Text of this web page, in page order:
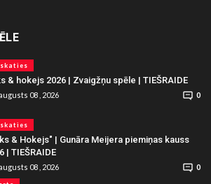
& hokejs 2026 | Zvaigžņu spēle | TIEŠRAIDE
08 , 2026 0
& Hokejs" | Gunāra Meijera piemiņas kauss
| TIEŠRAIDE
08 , 2026 0